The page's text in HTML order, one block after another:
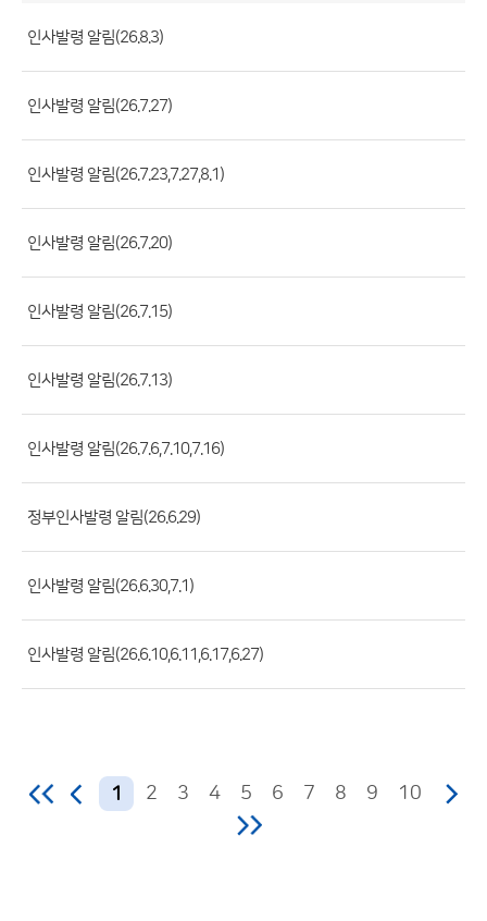
목
록
제
목,
등
부
파
일,
회
수)
인사발령 알림(26.8.3)
인사발령 알림(26.7.27)
인사발령 알림(26.7.23,7.27,8.1)
인사발령 알림(26.7.20)
인사발령 알림(26.7.15)
인사발령 알림(26.7.13)
인사발령 알림(26.7.6,7.10,7.16)
정부인사발령 알림(26.6.29)
인사발령 알림(26.6.30,7.1)
인사발령 알림(26.6.10,6.11,6.17,6.27)
1 2 3 4 5 6 7 8 9 10